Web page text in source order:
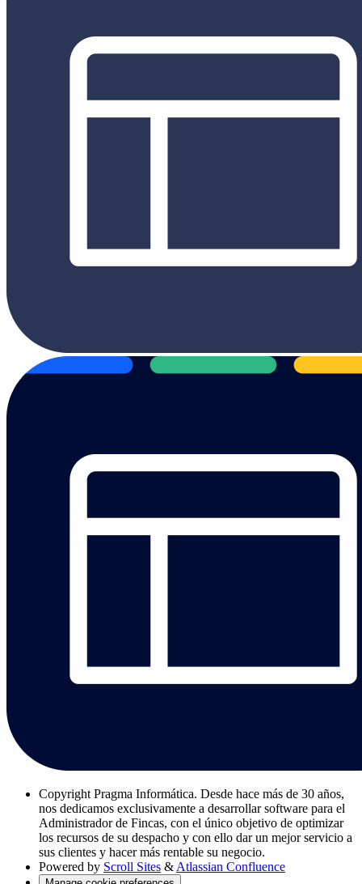
Copyright Pragma Informática. Desde hace más de 30 años,
nos dedicamos exclusivamente a desarrollar software para el
Administrador de Fincas, con el único objetivo de optimizar
los recursos de su despacho y con ello dar un mejor servicio a
sus clientes y hacer más rentable su negocio.
Powered by Scroll Sites & Atlassian Confluence